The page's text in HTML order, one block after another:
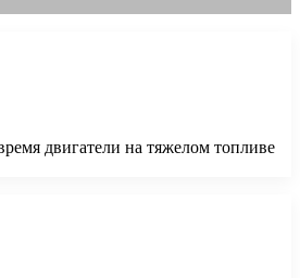
двигатели на тяжелом топливе